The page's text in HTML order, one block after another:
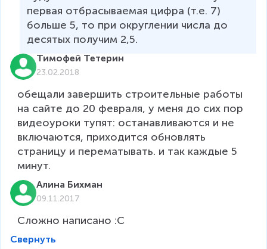
первая отбрасываемая цифра (т.е. 7)
больше 5, то при округлении числа до
десятых получим 2,5.
Тимофей Тетерин
23.02.2018
обещали завершить строительные работы
на сайте до 20 февраля, у меня до сих пор
видеоуроки тупят: останавливаются и не
включаются, приходится обновлять
страницу и перематывать. и так каждые 5
минут.
Алина Бихман
09.11.2017
Свернуть